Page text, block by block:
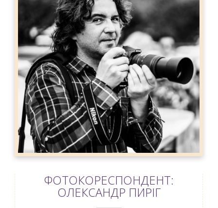
ФОТОКОРЕСПОНДЕНТ:
ОЛЕКСАНДР ПИРІГ